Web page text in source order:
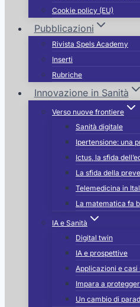
Cookie policy (EU)
Pubblicazioni
Rivista Spels Academy
Inserti
Rubriche
Innovazione in Sanità
Verso nuove frontiere
Sanità digitale
Ipertensione: una
Ictus, la sfida
La sfida della
Telemedicina in
La matematica fa
IA e Sanità
Digital twin
IA e prospettive
Applicazioni e casi
Impara a
Un cambio di